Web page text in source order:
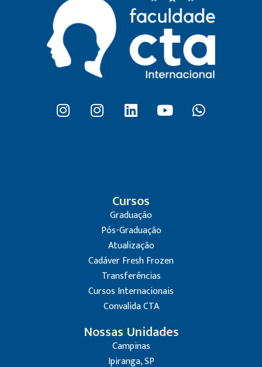
Cursos
Graduação
Pós-Graduação
Atualização
Cadáver Fresh Frozen
Transferências
Cursos Internacionais
Convalida CTA
Nossas Unidades
Campinas
Ipiranga, SP